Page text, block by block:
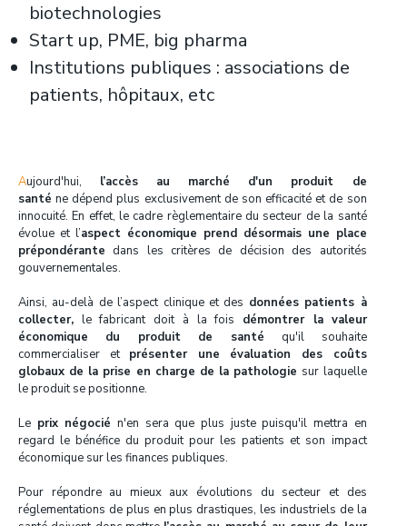
biotechnologies
Start up, PME, big pharma
Institutions publiques : associations de
patients, hôpitaux, etc
Aujourd'hui, l’accès au marché d'un produit de
santé ne dépend plus exclusivement de son efficacité et de son
innocuité. En effet, le cadre règlementaire du secteur de la santé
évolue et l’aspect économique prend désormais une place
prépondérante dans les critères de décision des autorités
gouvernementales.
Ainsi, au-delà de l’aspect clinique et des données patients à
collecter, le fabricant doit à la fois démontrer la valeur
économique du produit de santéqu'il souhaite
commercialiser et présenter une évaluation des coûts
globaux de la prise en charge de la pathologie sur laquelle
le produit se positionne.
Le prix négocié n'en sera que plus juste puisqu'il mettra en
regard le bénéfice du produit pour les patients et son impact
économique sur les finances publiques.
Pour répondre au mieux aux évolutions du secteur et des
réglementations de plus en plus drastiques, les industriels de la